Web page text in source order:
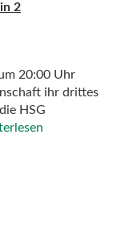
2
20:00 Uhr
ihr drittes
HSG